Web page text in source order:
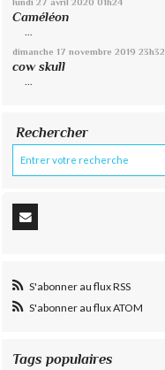
Caméléon
dimanche 17 novembre 2019 23h32
cow skull
...
Rechercher
S'abonner au flux RSS
S'abonner au flux ATOM
Tags populaires